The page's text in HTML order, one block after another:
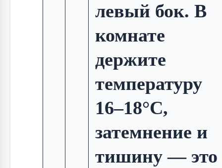
левый бок. В
комнате
держите
температуру
16–18°C,
затемнение и
тишину — это